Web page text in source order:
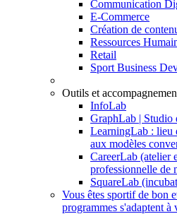
Communication
E-Commerce
Création de
Ressources
Retail
Sport Business
Outils et
InfoLab
GraphLab | Studio
LearningLab : lieu
aux modèles
CareerLab (atelier
professionnelle de
SquareLab
Vous êtes sportif de bon
programmes s'adaptent à